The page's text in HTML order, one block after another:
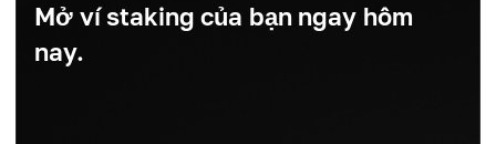
Mở ví staking của bạn ngay hôm
nay.